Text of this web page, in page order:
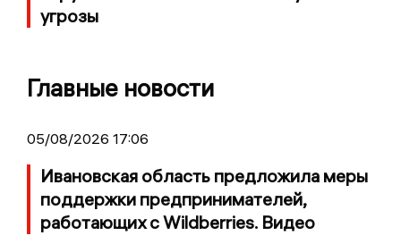
угрозы
Главные новости
05/08/2026 17:06
Ивановская область предложила меры
поддержки предпринимателей,
работающих с Wildberries. Видео